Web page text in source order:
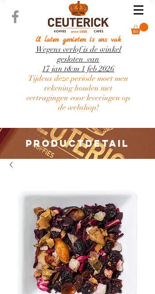
U laten genieten is ons vak
Wegens verlof is de winkel
gesloten van
17 jan t&m 1 feb 2026
Tijdens deze periode moet men
rekening houden met
vertragingen voor leveringen op
de webshop!
PRODUCTDETAIL